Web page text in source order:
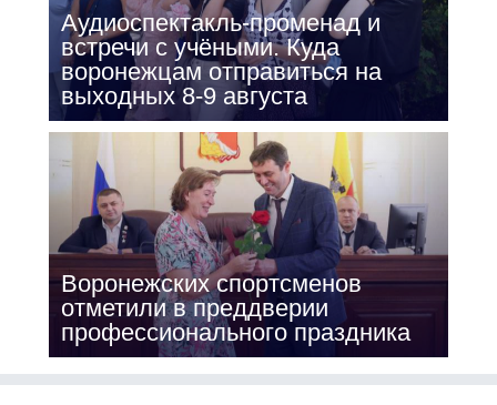
Аудиоспектакль-променад и
встречи с учёными. Куда
воронежцам отправиться на
выходных 8-9 августа
Воронежских спортсменов
отметили в преддверии
профессионального праздника